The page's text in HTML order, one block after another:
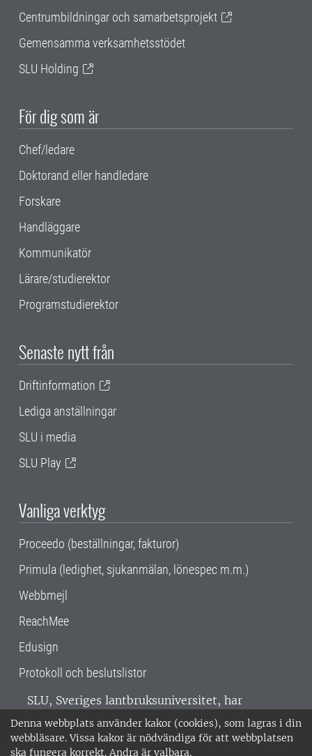
Denna webbplats använder kakor (cookies), som lagras i din
webbläsare. Vissa kakor är nödvändiga för att webbplatsen
ska fungera korrekt. Andra är valbara.
Centrumbildningar och samarbetsprojekt
Gemensamma verksamhetsstödet
SLU Holding
För dig som är
Chef/ledare
Doktorand eller handledare
Forskare
Handläggare
Kommunikatör
Lärare/studierektor
Programstudierektor
Senaste nytt från
Driftinformation
Lediga anställningar
SLU i media
SLU Play
Vanliga verktyg
Proceedo (beställningar, fakturor)
Primula (ledighet, sjukanmälan, lönespec m.m.)
Webbmejl
ReachMee
Edusign
Protokoll och beslutslistor
SLU, Sveriges lantbruksuniversitet, har
verksamhet över hela Sverige. Huvudorter är
Alnarp, Uppsala och Umeå.SLU är
miljöcertifierat enligt ISO 14001. •